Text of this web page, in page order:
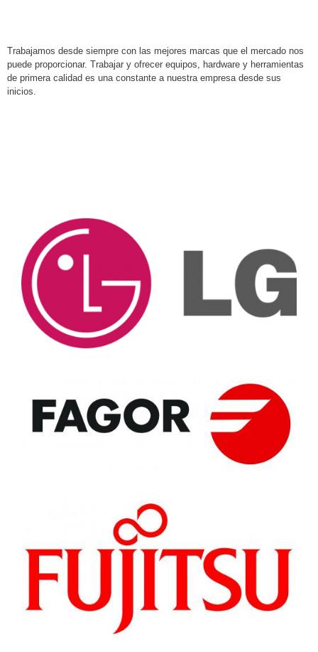
Trabajamos desde siempre con las mejores marcas que el mercado nos
puede proporcionar. Trabajar y ofrecer equipos, hardware y herramientas
de primera calidad es una constante a nuestra empresa desde sus
inicios.